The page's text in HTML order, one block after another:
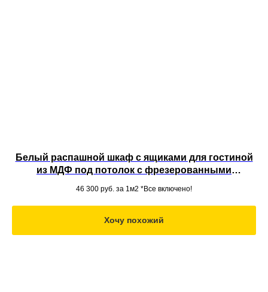
Белый распашной шкаф с ящиками для гостиной
из МДФ под потолок с фрезерованными
46 300 руб. за 1м2 *Все включено!
Хочу похожий